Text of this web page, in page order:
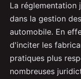
La réglementation
dans la gestion
automobile. En
d'inciter les
pratiques plus
nombreuses